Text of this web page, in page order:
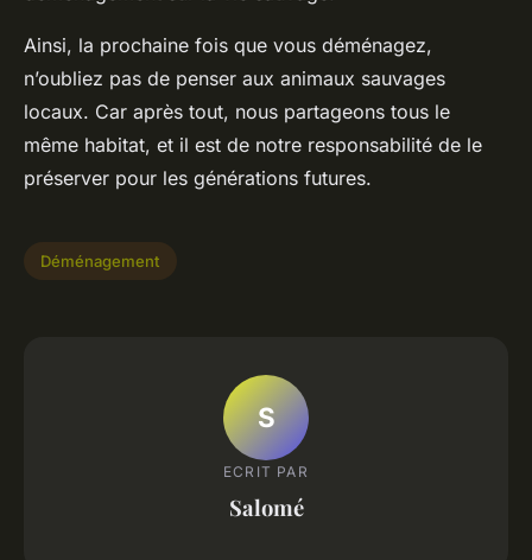
Ainsi, la prochaine fois que vous déménagez,
n’oubliez pas de penser aux animaux sauvages
locaux. Car après tout, nous partageons tous le
même habitat, et il est de notre responsabilité de le
préserver pour les générations futures.
Déménagement
S
ECRIT PAR
Salomé